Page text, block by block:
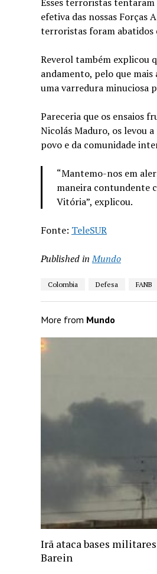
efetiva das nossas Forças
terroristas foram abatidos
Reverol também explicou
andamento, pelo que
uma varredura minuciosa
Pareceria que os ensaios
Nicolás Maduro, os levou
povo e da comunidade
“Mantemo-nos em
maneira contundente
Vitória”, explicou.
Fonte: TeleSUR
Published in Mundo
Colombia Defesa FANB
More from Mundo
Irã ataca bases
Barein